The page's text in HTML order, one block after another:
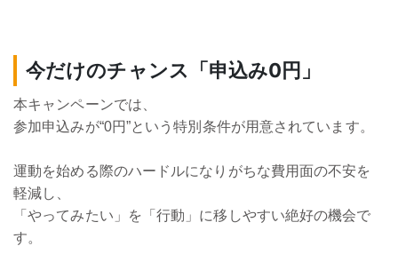
今だけのチャンス「申込み0円」
本キャンペーンでは、
参加申込みが“0円”という特別条件が用意されています。
運動を始める際のハードルになりがちな費用面の不安を
軽減し、
「やってみたい」を「行動」に移しやすい絶好の機会で
す。